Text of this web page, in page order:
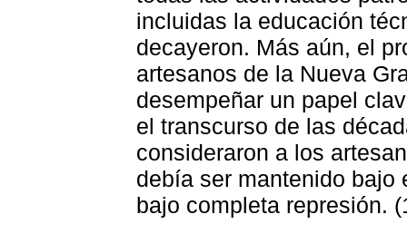
incluidas la educación
decayeron. Más aún, el
artesanos de la Nueva
desempeñar un papel
el transcurso de las
consideraron a los
debía ser mantenido bajo
bajo completa represión.